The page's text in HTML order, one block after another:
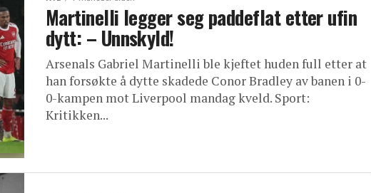
Martinelli legger seg paddeflat etter ufin
dytt: – Unnskyld!
Arsenals Gabriel Martinelli ble kjeftet huden full etter at
han forsøkte å dytte skadede Conor Bradley av banen i 0-
0-kampen mot Liverpool mandag kveld. Sport:
Kritikken...